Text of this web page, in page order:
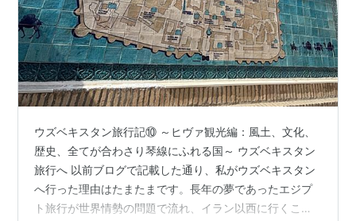
ウズベキスタン旅行記⑩ ～ヒヴァ観光編：風土、文化、
歴史、全てが合わさり琴線にふれる国～ ウズベキスタン
旅行へ 以前ブログで記載した通り、私がウズベキスタン
へ行った理由はたまたまです。長年の夢であったエジプ
ト旅行が世界情勢の問題で流れ、イラン以西に行くこと